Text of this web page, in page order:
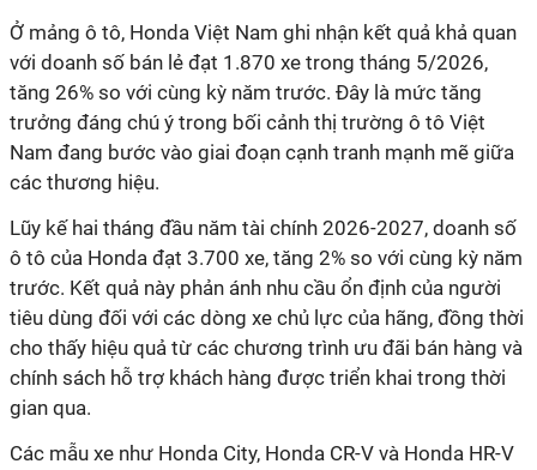
Ở mảng ô tô, Honda Việt Nam ghi nhận kết quả khả quan
với doanh số bán lẻ đạt 1.870 xe trong tháng 5/2026,
tăng 26% so với cùng kỳ năm trước. Đây là mức tăng
trưởng đáng chú ý trong bối cảnh thị trường ô tô Việt
Nam đang bước vào giai đoạn cạnh tranh mạnh mẽ giữa
các thương hiệu.
Lũy kế hai tháng đầu năm tài chính 2026-2027, doanh số
ô tô của Honda đạt 3.700 xe, tăng 2% so với cùng kỳ năm
trước. Kết quả này phản ánh nhu cầu ổn định của người
tiêu dùng đối với các dòng xe chủ lực của hãng, đồng thời
cho thấy hiệu quả từ các chương trình ưu đãi bán hàng và
chính sách hỗ trợ khách hàng được triển khai trong thời
gian qua.
Các mẫu xe như Honda City, Honda CR-V và Honda HR-V